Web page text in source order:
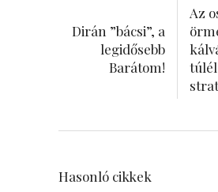
Dirán ”bácsi”, a
legidősebb
Barátom!
Az
Hasonló cikkek